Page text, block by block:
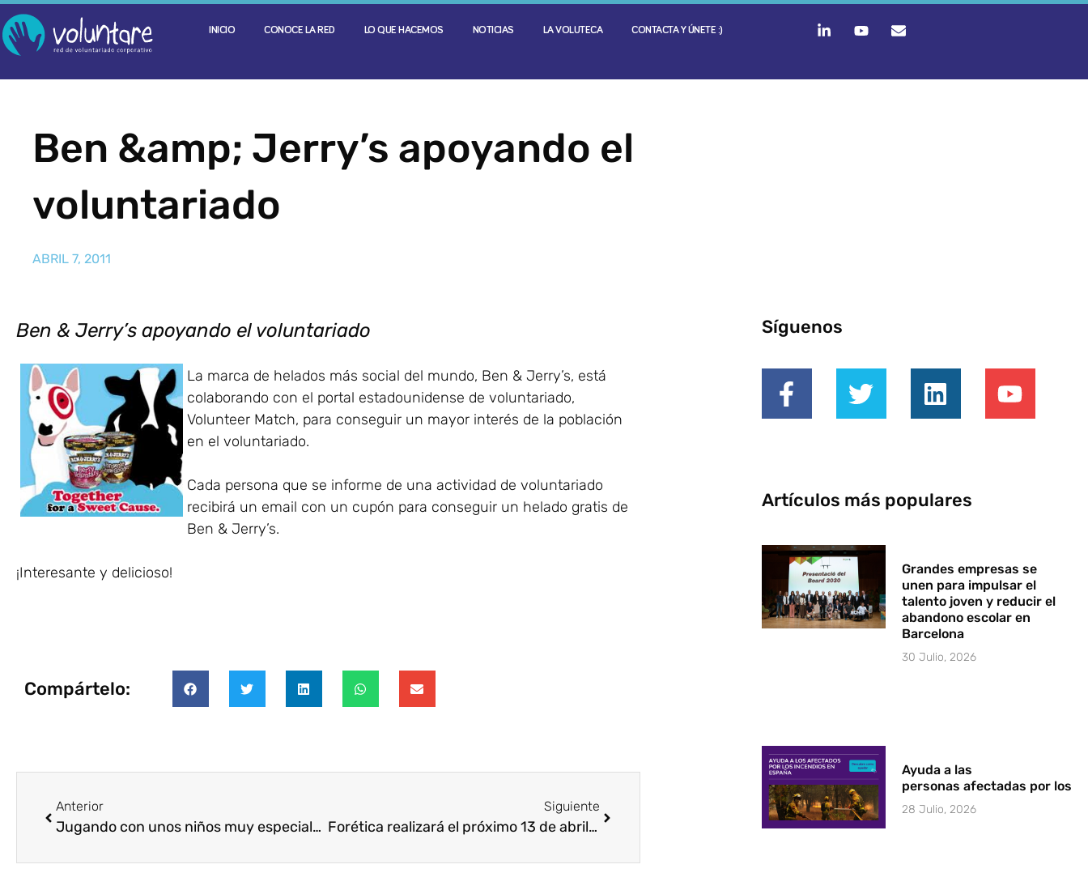
INICIO CONOCE LA RED LO QUE HACEMOS NOTICIAS LA VOLUTECA CONTACTA Y ÚNETE :)
Ben &amp; Jerry’s apoyando el
voluntariado
ABRIL 7, 2011
Ben & Jerry’s apoyando el voluntariado
La marca de helados más social del mundo, Ben & Jerry’s, está
colaborando con el portal estadounidense de voluntariado,
Volunteer Match, para conseguir un mayor interés de la población
en el voluntariado.
Cada persona que se informe de una actividad de voluntariado
recibirá un email con un cupón para conseguir un helado gratis de
Ben & Jerry’s.
¡Interesante y delicioso!
Compártelo:
Anterior
Jugando con unos niños muy especiales
Siguiente
Forética realizará el próximo 13 de abril una ‘master class’ sobre voluntariado corporativo
Síguenos
Artículos más populares
Grandes empresas se
unen para impulsar el
talento joven y reducir el
abandono escolar en
Barcelona
30 Julio, 2026
Ayuda a las
personas afectadas por los
28 Julio, 2026